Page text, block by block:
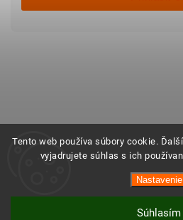
Tento web používa súbory cookie.
vyjadrujete súhlas s ich
Nastavenie
Súhlasím
Copyright 2025